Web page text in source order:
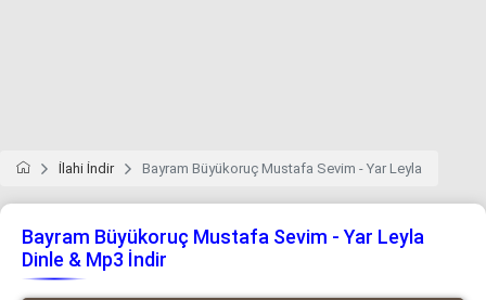
İlahi İndir Bayram Büyükoruç Mustafa Sevim - Yar Leyla
Bayram Büyükoruç Mustafa Sevim - Yar Leyla
Dinle & Mp3 İndir